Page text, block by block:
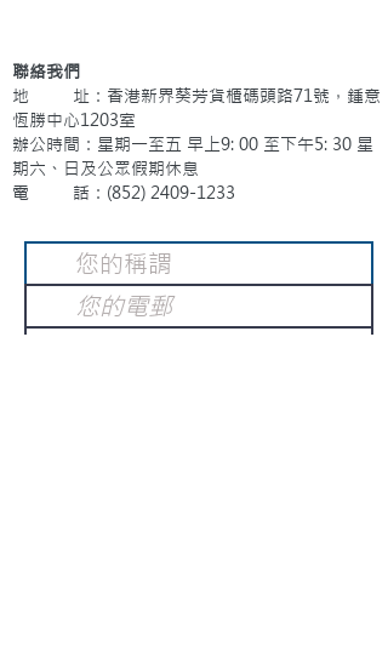
聯絡我們
地 址：香港新界葵芳貨櫃碼頭路71號，鍾意
恆勝中心1203室
辦公時間：星期一至五 早上9: 00 至下午5: 30 星
期六、日及公眾假期休息
電 話：(852) 2409-1233